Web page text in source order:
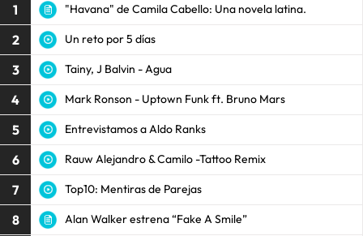
1 "Havana" de Camila Cabello: Una novela latina.
2 Un reto por 5 días
3 Tainy, J Balvin - Agua
4 Mark Ronson - Uptown Funk ft. Bruno Mars
5 Entrevistamos a Aldo Ranks
6 Rauw Alejandro & Camilo -Tattoo Remix
7 Top10: Mentiras de Parejas
8 Alan Walker estrena “Fake A Smile”